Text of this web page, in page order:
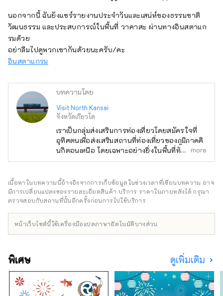
นอกจากนี้ ฉันยังแชร์รายงานประจำวันและเสน่ห์ของธรรมชาติ
วัฒนธรรม และประสบการณ์ในพื้นที่ วาคาสะ ผ่านทางอินสตาแก
รมด้วย
อย่าลืมไปดูพวกเขากันด้วยนะครับ/คะ
อินสตาแกรม
บทความโดย
Visit North Kansai
จังหวัดเกียวโต
เราเป็นกลุ่มส่งเสริมการท่องเที่ยวโดยสมัครใจที่
อุทิศตนเพื่อส่งเสริมสถานที่ท่องเที่ยวของภูมิภาคคิ
นกิตอนเหนือ โดยเฉพาะอย่างยิ่งในพื้นที่ทันบะ ทา
จิมะ ทังโกะ และ วาคาสะ รสชาติอาหารทางตอน
ทะเลขึ้นชื่อในช่วงฤดูหนาว แต่ยังรวมถึงหอย
นางรม ปลาหางเหลือง และปลาปักเป้า รวมถึง
อาหารทะเลในฤดูร้อน เช่น หอยกาบ หอยนางรม
ของภูเขา เช่น เกาลัดทัมบาและถั่วดำทัมบา และ
ช่วยให้ผู้คนสามารถเดินทางมาเยือนภูมิภาคคินกิ
ตอนเหนืออันกว้างใหญ่แห่งนี้ได้หลายครั้งและ
เพลิดเพลินกับการเดินทางด้วยรถไฟ
more
เนื้อหาในบทความนี้อ้างอิงจากการเก็บข้อมูลในช่วงเวลาที่เขียนบทความ อาจ
มีการเปลี่ยนแปลงของรายละเอียดสินค้า บริการ ราคาในภายหลังได้ กรุณา
ตรวจสอบกับสถานที่นั้นอีกครั้งก่อนการไปใช้บริการ
หน้าเว็บไซต์นี้ใช้เครื่องมือแปลภาษาอัตโนมัติบางส่วน
พิเศษ ดูเพิ่มเติม